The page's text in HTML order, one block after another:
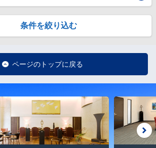
条件を絞り込む
ページのトップに戻る